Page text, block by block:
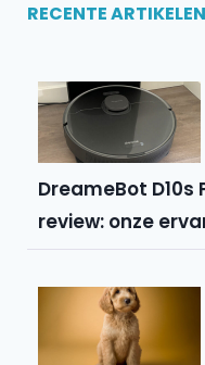
RECENTE ARTIKELEN
DreameBot
review: onze